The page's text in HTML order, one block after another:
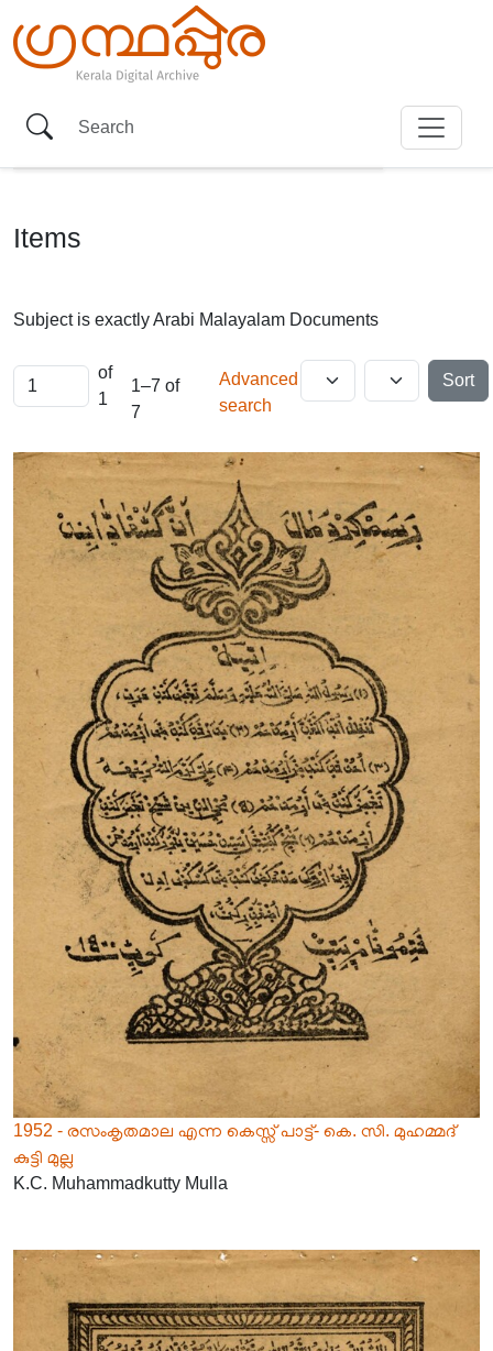
Items
Subject is exactlyArabi Malayalam Documents
of
1
1–7 of
7
Advanced
search
Sort
1952 - രസംകൃതമാല എന്ന കെസ്സ് പാട്ട്- കെ. സി. മുഹമ്മദ്
കുട്ടി മുല്ല
K.C. Muhammadkutty Mulla